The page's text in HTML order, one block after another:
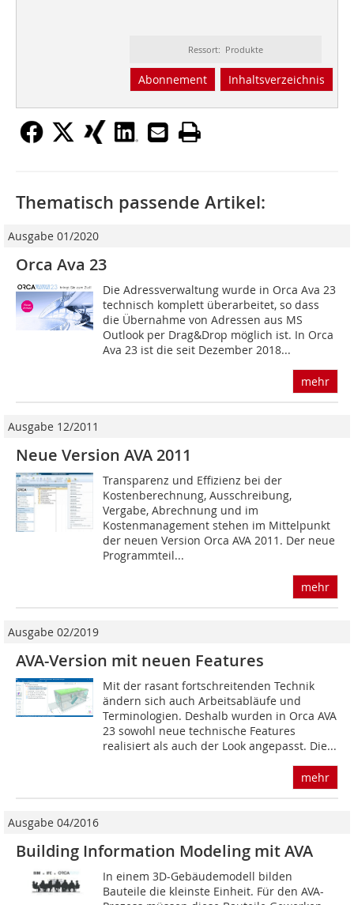
Ressort: Produkte
Abonnement Inhaltsverzeichnis
Thematisch passende Artikel:
Ausgabe 01/2020
Orca Ava 23
Die Adressverwaltung wurde in Orca Ava 23
technisch komplett überarbeitet, so dass
die Übernahme von Adressen aus MS
Outlook per Drag&Drop möglich ist. In Orca
Ava 23 ist die seit Dezember 2018...
mehr
Ausgabe 12/2011
Neue Version AVA 2011
Transparenz und Effizienz bei der
Kostenberechnung, Ausschreibung,
Vergabe, Abrechnung und im
Kostenmanagement stehen im Mittelpunkt
der neuen Version Orca AVA 2011. Der neue
Programmteil...
mehr
Ausgabe 02/2019
AVA-Version mit neuen Features
Mit der rasant fortschreitenden Technik
ändern sich auch Arbeitsabläufe und
Terminologien. Deshalb wurden in Orca AVA
23 sowohl neue technische Features
realisiert als auch der Look angepasst. Die...
mehr
Ausgabe 04/2016
Building Information Modeling mit AVA
In einem 3D-Gebäudemodell bilden
Bauteile die kleinste Einheit. Für den AVA-